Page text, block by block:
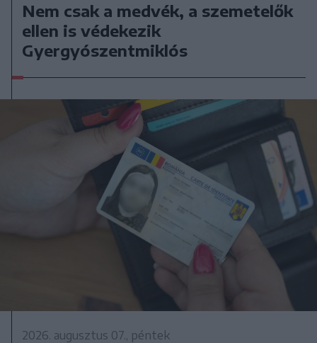
Nem csak a medvék, a szemetelők
ellen is védekezik
Gyergyószentmiklós
2026. augusztus 07., péntek